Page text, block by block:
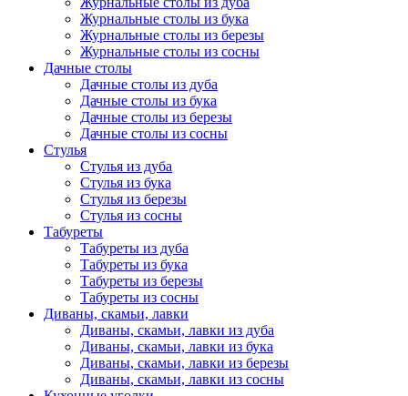
Журнальные столы из бука
Журнальные столы из березы
Журнальные столы из сосны
Дачные столы
Дачные столы из дуба
Дачные столы из бука
Дачные столы из березы
Дачные столы из сосны
Стулья
Стулья из дуба
Стулья из бука
Стулья из березы
Стулья из сосны
Табуреты
Табуреты из дуба
Табуреты из бука
Табуреты из березы
Табуреты из сосны
Диваны, скамьи, лавки
Диваны, скамьи, лавки из дуба
Диваны, скамьи, лавки из бука
Диваны, скамьи, лавки из березы
Диваны, скамьи, лавки из сосны